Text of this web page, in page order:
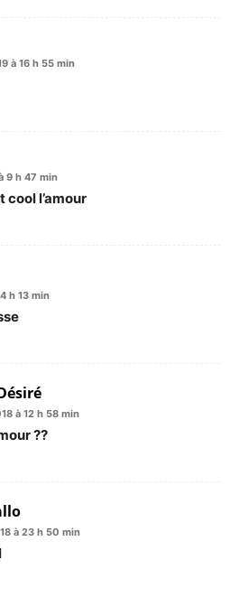
à 16 h 55 min
9 h 47 min
cool l’amour
h 13 min
à 12 h 58 min
??
à 23 h 50 min